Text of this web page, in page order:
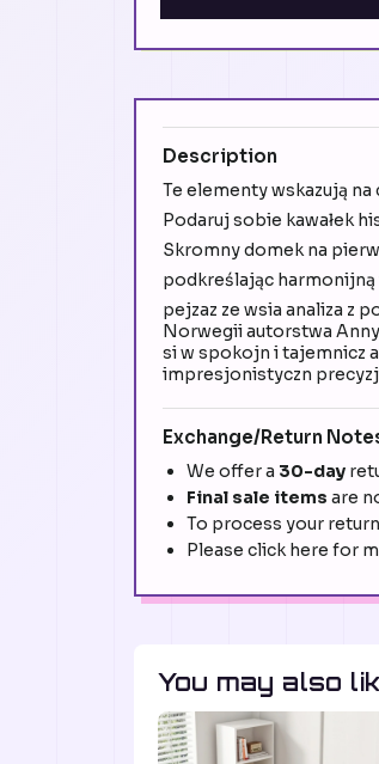
Description
Te elementy wskazują na
Podaruj sobie kawałek
Skromny domek na
podkreślając harmonijną
pejzaz ze wsia analiza z
Norwegii autorstwa
si w spokojn i tajemnicz
impresjonistyczn
Exchange/Return
We offer a 30-day
Final sale items are
To process your
Please click here for
You may also